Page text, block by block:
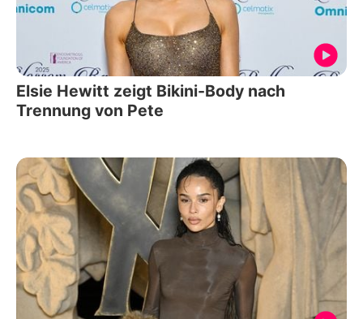
Elsie Hewitt zeigt Bikini-Body nach
Trennung von Pete